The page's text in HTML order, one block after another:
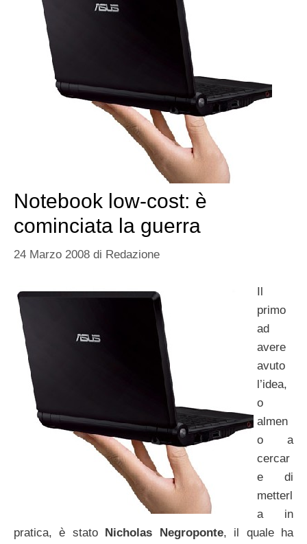
Notebook low-cost: è
cominciata la guerra
24 Marzo 2008 di Redazione
primo
ad
avere
avuto
l’idea,
o
almen
o a
cercar
e di
metterl
a in
pratica, è stato
Nicholas Negroponte, il quale ha